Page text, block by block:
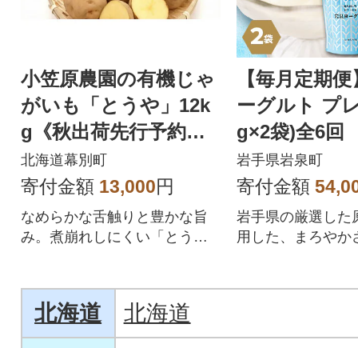
小笠原農園の有機じゃ
がいも「とうや」12k
g《秋出荷先行予約》
[53690933]
北海道幕別町
寄付金額 13,000円
なめらかな舌触りと豊かな旨
み。煮崩れしにくい「とう
【毎月定期
ーグルト プ
g×2袋)全6回
岩手県岩泉町
寄付金額
岩手県の厳選した
用した、まろやか
北海道 北海道